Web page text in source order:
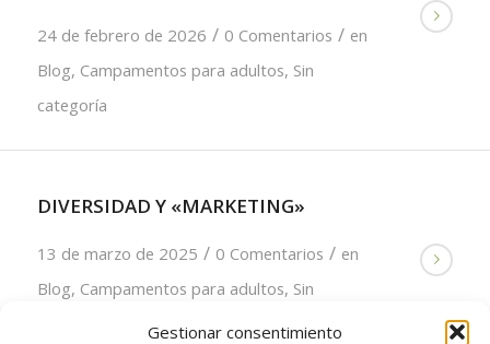
Gestionar consentimiento
24 de febrero de 2026 / 0 Comentarios / en
Blog, Campamentos para adultos, Sin
categoría
DIVERSIDAD Y «MARKETING»
13 de marzo de 2025 / 0 Comentarios / en
Blog, Campamentos para adultos, Sin